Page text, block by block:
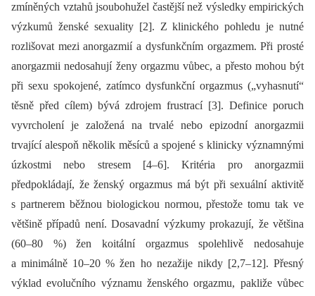
zmíněných vztahů jsoubohužel častější než výsledky empirických
výzkumů ženské sexuality [2]. Z klinického pohledu je nutné
rozlišovat mezi anorgazmií a dysfunkčním orgazmem. Při prosté
anorgazmii nedosahují ženy orgazmu vůbec, a přesto mohou být
při sexu spokojené, zatímco dysfunkční orgazmus („vyhasnutí“
těsně před cílem) bývá zdrojem frustrací [3]. Definice poruch
vyvrcholení je založená na trvalé nebo epizodní anorgazmii
trvající alespoň několik měsíců a spojené s klinicky významnými
úzkostmi nebo stresem [4–6]. Kritéria pro anorgazmii
předpokládají, že ženský orgazmus má být při sexuální aktivitě
s partnerem běžnou biologickou normou, přestože tomu tak ve
většině případů není. Dosavadní výzkumy prokazují, že většina
(60–80 %) žen koitální orgazmus spolehlivě nedosahuje
a minimálně 10–20 % žen ho nezažije nikdy [2,7–12]. Přesný
výklad evolučního významu ženského orgazmu, pakliže vůbec